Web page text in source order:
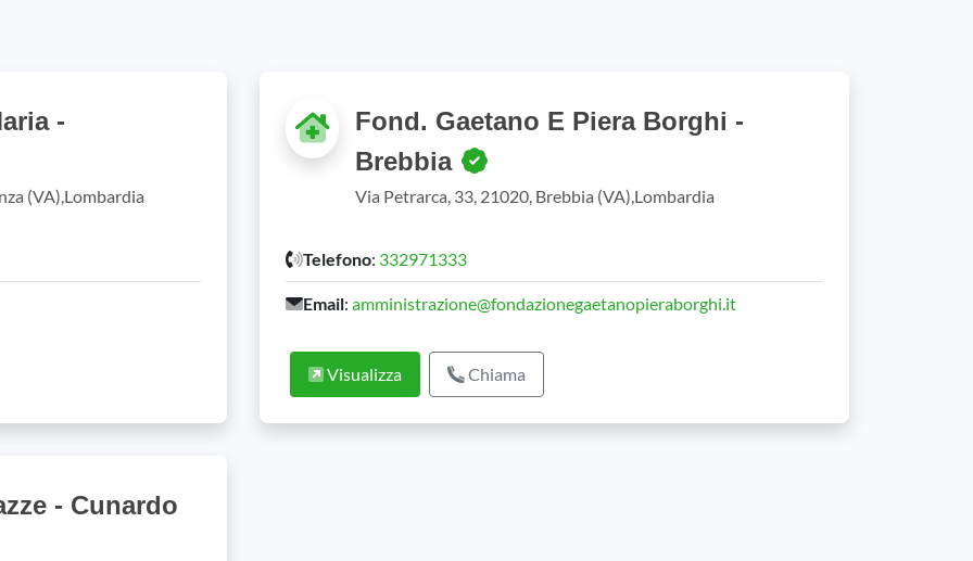
-
(VA),Lombardia
Fond. Gaetano E Piera Borghi -
Brebbia
Via Petrarca, 33, 21020, Brebbia (VA),Lombardia
Telefono: 332971333
Email: amministrazione@fondazionegaetanopieraborghi.it
Visualizza Chiama
- Cunardo